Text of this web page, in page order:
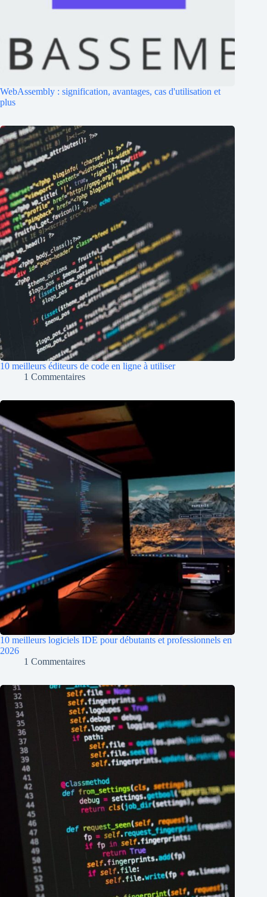
WebAssembly : signification, avantages, cas d'utilisation et
plus
10 meilleurs éditeurs de code en ligne à utiliser
1 Commentaires
10 meilleurs logiciels IDE pour débutants et professionnels en
2026
1 Commentaires